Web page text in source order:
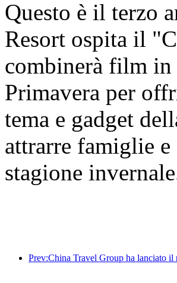
Questo è il terzo
Resort ospita il
combinerà film in
Primavera per
tema e gadget
attrarre famiglie
stagione